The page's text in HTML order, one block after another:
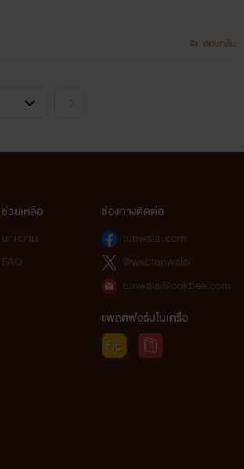
ตอบกลับ
ช่วยเหลือ
บทความ
FAQ
ช่องทางติดต่อ
tunwalai.com
@webtunwalai
tunwalai@ookbee.com
แพลตฟอร์มในเครือ